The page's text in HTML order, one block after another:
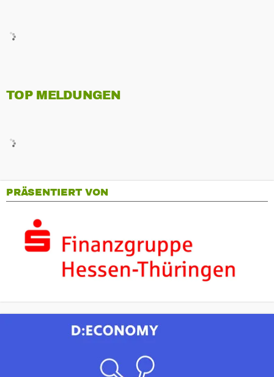
TOP MELDUNGEN
PRÄSENTIERT VON